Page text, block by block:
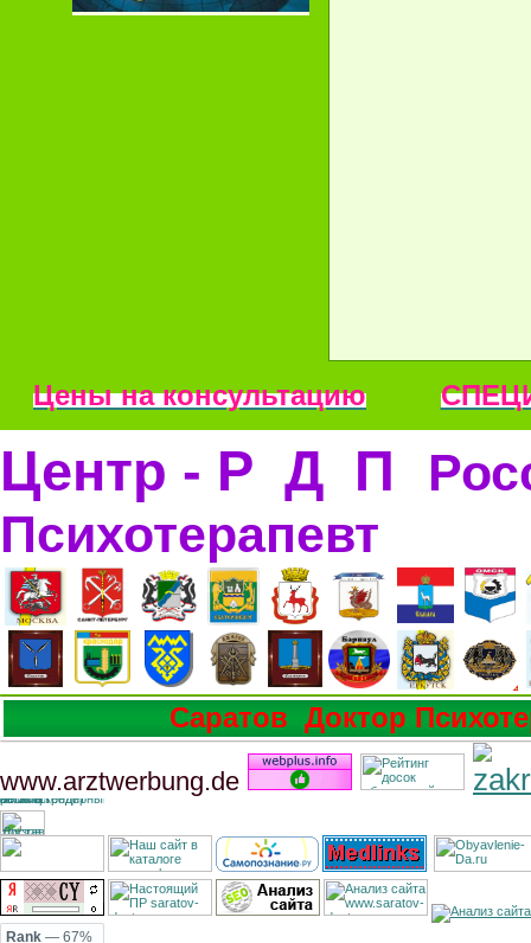
Цены на консультацию
Центр - Р Д П
Психотерапевт
Саратов Доктор
www.arztwerbung.de
Rank — 67%